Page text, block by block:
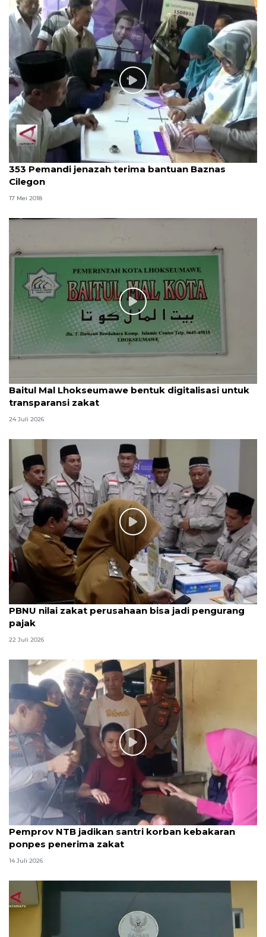
353 Pemandi jenazah terima bantuan Baznas
Cilegon
17 Mei 2018
Baitul Mal Lhokseumawe bentuk digitalisasi untuk
transparansi zakat
24 Juli 2026
PBNU nilai zakat perusahaan bisa jadi pengurang
pajak
22 Juli 2026
Pemprov NTB jadikan santri korban kebakaran
ponpes penerima zakat
14 Juli 2026